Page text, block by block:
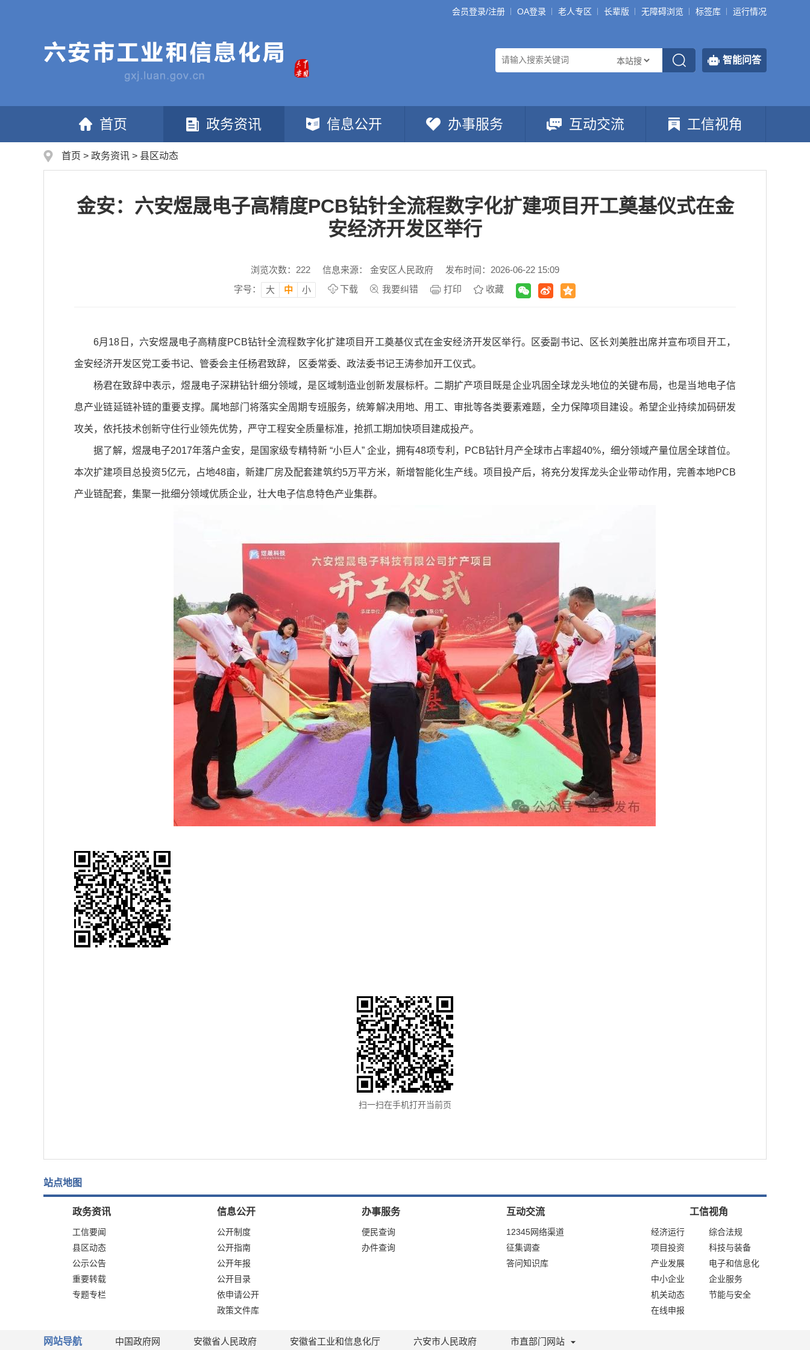
会员登录/注册 OA登录 老人专区 长辈版 无障碍浏览 标签库 运行情况
智能问答
首页 政务资讯 信息公开 办事服务 互动交流 工信视角
首页 > 政务资讯 > 县区动态
金安：六安煜晟电子高精度PCB钻针全流程数字化扩建项目开工奠基仪式在金
安经济开发区举行
浏览次数： 222 信息来源： 金安区人民政府
发布时间：2026-06-22 15:09
字号：
大 中 小 下载 我要纠错 打印 收藏
6月18日，六安煜晟电子高精度PCB钻针全流程数字化扩建项目开工奠基仪式在金安经济开发区举行。区委副书记、区长刘美胜出席并宣布项目开工，
金安经济开发区党工委书记、管委会主任杨君致辞， 区委常委、政法委书记王涛参加开工仪式。
杨君在致辞中表示，煜晟电子深耕钻针细分领域，是区域制造业创新发展标杆。二期扩产项目既是企业巩固全球龙头地位的关键布局，也是当地电子信
息产业链延链补链的重要支撑。属地部门将落实全周期专班服务，统筹解决用地、用工、审批等各类要素难题，全力保障项目建设。希望企业持续加码研发
攻关，依托技术创新守住行业领先优势，严守工程安全质量标准，抢抓工期加快项目建成投产。
据了解，煜晟电子2017年落户金安，是国家级专精特新 “小巨人” 企业，拥有48项专利，PCB钻针月产全球市占率超40%，细分领域产量位居全球首位。
本次扩建项目总投资5亿元，占地48亩，新建厂房及配套建筑约5万平方米，新增智能化生产线。项目投产后，将充分发挥龙头企业带动作用，完善本地PCB
产业链配套，集聚一批细分领域优质企业，壮大电子信息特色产业集群。
扫一扫在手机打开当前页
站点地图
政务资讯
工信要闻
县区动态
公示公告
重要转载
专题专栏
信息公开
公开制度
公开指南
公开年报
公开目录
依申请公开
政策文件库
办事服务
便民查询
办件查询
互动交流
12345网络渠道
征集调查
答问知识库
工信视角
经济运行
综合法规
项目投资
科技与装备
产业发展
电子和信息化
中小企业
企业服务
机关动态
节能与安全
在线申报
网站导航 中国政府网 安徽省人民政府 安徽省工业和信息化厅 六安市人民政府 市直部门网站